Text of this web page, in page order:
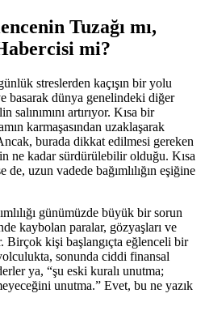
Tuzağı mı,
mi?
streslerden kaçışın bir yolu
basarak dünya genelindeki diğer
salınımını artırıyor. Kısa bir
karmaşasından uzaklaşarak
burada dikkat edilmesi gereken
ne kadar sürdürülebilir olduğu. Kısa
uzun vadede bağımlılığın eşiğine
günümüzde büyük bir sorun
kaybolan paralar, gözyaşları ve
Birçok kişi başlangıçta eğlenceli bir
sonunda ciddi finansal
ya, “şu eski kuralı unutma;
unutma.” Evet, bu ne yazık